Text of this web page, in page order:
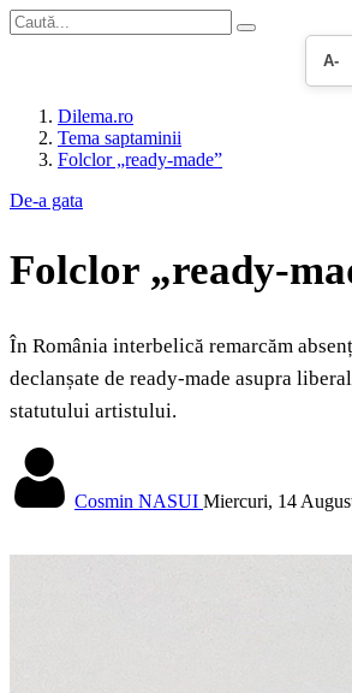
A-
Dilema.ro
Tema saptaminii
Folclor „ready-made”
De-a gata
Folclor „ready-
În România interbelică remarcăm
declanșate de ready-made asupra
statutului artistului.
Cosmin NASUI Miercuri, 14